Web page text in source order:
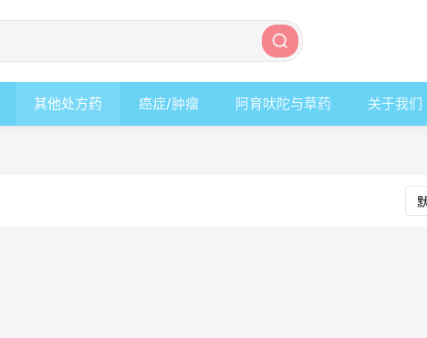
其他处方药 癌症/肿瘤 阿育吠陀与草药 关于我们